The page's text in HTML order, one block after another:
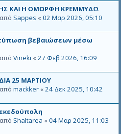
ΚΑΙ Η ΟΜΟΡΦΗ ΚΡΕΜΜΥΔΩ
Sappes «02 Μαρ 2026, 05:10
βεβαιώσεων μέσω
Vineki «27 Φεβ 2026, 16:09
25 ΜΑΡΤΙΟΥ
mackker «24 Δεκ 2025, 10:42
Shaltarea «04 Μαρ 2025, 11:03